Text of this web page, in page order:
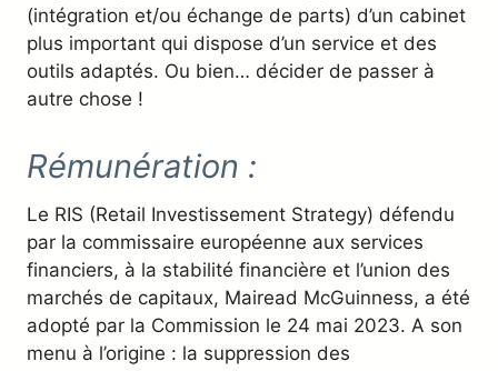
(intégration et/ou échange de parts) d’un cabinet
plus important qui dispose d’un service et des
outils adaptés. Ou bien… décider de passer à
autre chose !
Rémunération :
Le RIS (Retail Investissement Strategy) défendu
par la commissaire européenne aux services
financiers, à la stabilité financière et l’union des
marchés de capitaux, Mairead McGuinness, a été
adopté par la Commission le 24 mai 2023. A son
menu à l’origine : la suppression des